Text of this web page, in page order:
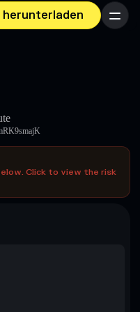
Menü
Click to view the risk